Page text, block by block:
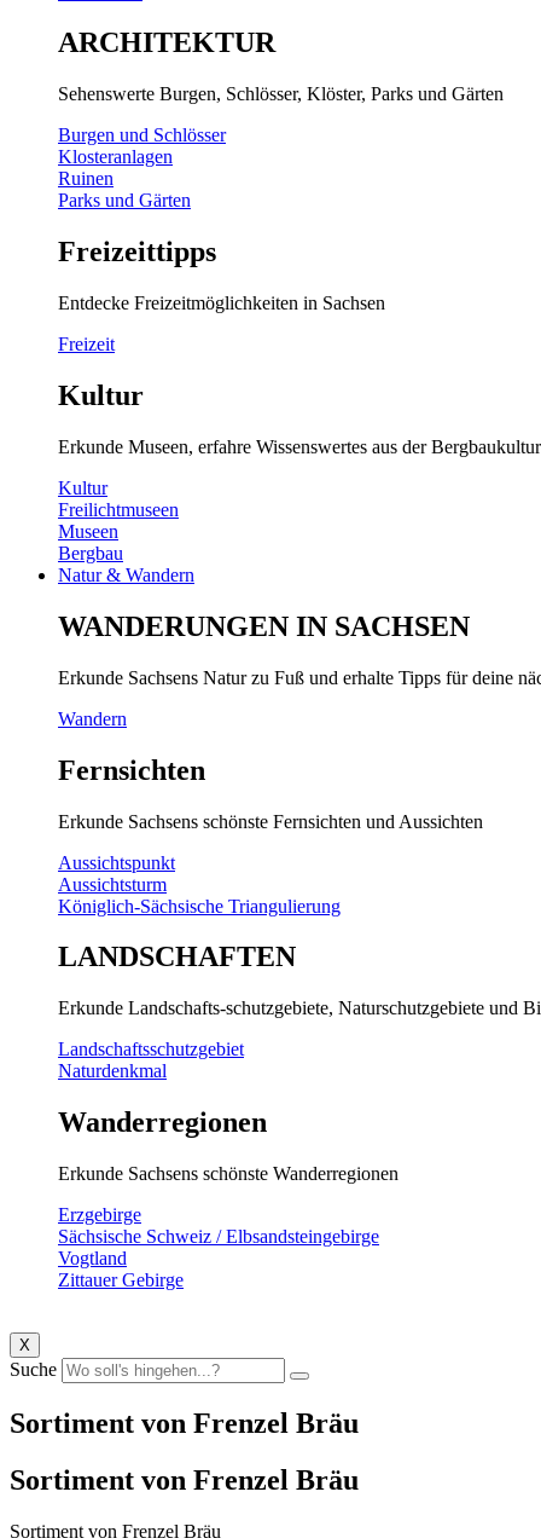
ARCHITEKTUR
Sehenswerte Burgen, Schlösser, Klöster, Parks und Gärten
Burgen und Schlösser
Klosteranlagen
Ruinen
Parks und Gärten
Freizeittipps
Entdecke Freizeitmöglichkeiten in Sachsen
Freizeit
Kultur
Erkunde Museen, erfahre Wissenswertes aus der
Kultur
Freilichtmuseen
Museen
Bergbau
Natur & Wandern
WANDERUNGEN IN SACHSEN
Erkunde Sachsens Natur zu Fuß und erhalte Tipps für deine
Wandern
Fernsichten
Erkunde Sachsens schönste Fernsichten und Aussichten
Aussichtspunkt
Aussichtsturm
Königlich-Sächsische Triangulierung
LANDSCHAFTEN
Erkunde Landschafts-schutzgebiete, Naturschutzgebiete und
Landschaftsschutzgebiet
Naturdenkmal
Wanderregionen
Erkunde Sachsens schönste Wanderregionen
Erzgebirge
Sächsische Schweiz / Elbsandsteingebirge
Vogtland
Zittauer Gebirge
X
Suche
Sortiment von Frenzel Bräu
Sortiment von Frenzel Bräu
Sortiment von Frenzel Bräu